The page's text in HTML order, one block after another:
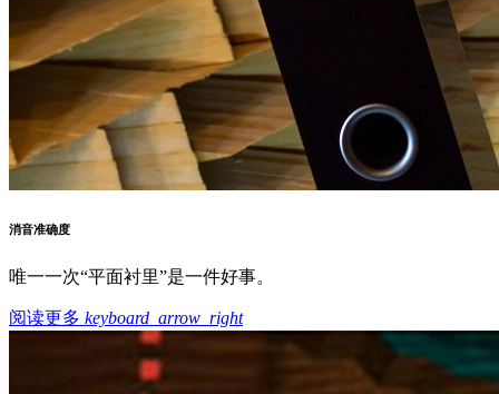
消音准确度
唯一一次“平面衬里”是一件好事。
阅读更多 keyboard_arrow_right